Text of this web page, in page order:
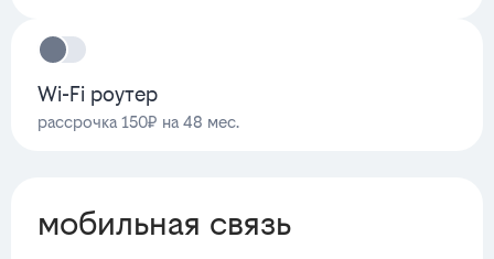
Wi-Fi роутер
рассрочка 150₽ на 48 мес.
мобильная связь